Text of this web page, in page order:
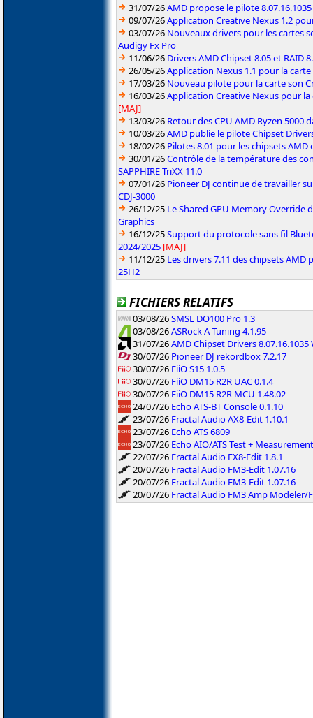
31/07/26AMD propose le pilote
09/07/26Application Creative Nexus 1.2
03/07/26 Nouveaux drivers pour les cartes
Audigy Fx Pro
11/06/26 Drivers AMD Chipset 8.05 et RAID
26/05/26Application Nexus 1.1 pour la
17/03/26 Nouveau pilote pour la carte son
16/03/26Application Creative Nexus pour
[MAJ]
13/03/26 Retour des CPU AMD Ryzen 5000
10/03/26AMD publie le pilote Chipset
18/02/26 Pilotes 8.01 pour les chipsets AMD
30/01/26Contrôle de la température des
SAPPHIRE TriXX 11.0
07/01/26 Pioneer DJ continue de travailler
CDJ-3000
26/12/25 Le Shared GPU Memory Override
Graphics
16/12/25Support du protocole sans fil
2024/2025 [MAJ]
11/12/25 Les drivers 7.11 des chipsets
25H2
FICHIERS RELATIFS
03/08/26SMSL DO100 Pro 1.3
03/08/26ASRock A-Tuning 4.1.95
31/07/26AMD Chipset Drivers 8.07.16.1035
30/07/26 Pioneer DJ rekordbox 7.2.17
30/07/26 FiiO S15 1.0.5
30/07/26 FiiO DM15 R2R UAC 0.1.4
30/07/26 FiiO DM15 R2R MCU 1.48.02
24/07/26 Echo ATS-BT Console 0.1.10
23/07/26 Fractal Audio AX8-Edit 1.10.1
23/07/26 Echo ATS 6809
23/07/26 Echo AIO/ATS Test +
22/07/26 Fractal Audio FX8-Edit 1.8.1
20/07/26 Fractal Audio FM3-Edit 1.07.16
20/07/26 Fractal Audio FM3-Edit 1.07.16
20/07/26 Fractal Audio FM3 Amp Modeler/